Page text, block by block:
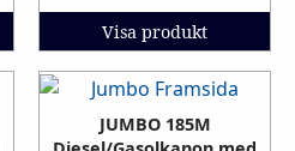
Visa produkt
JUMBO 185M